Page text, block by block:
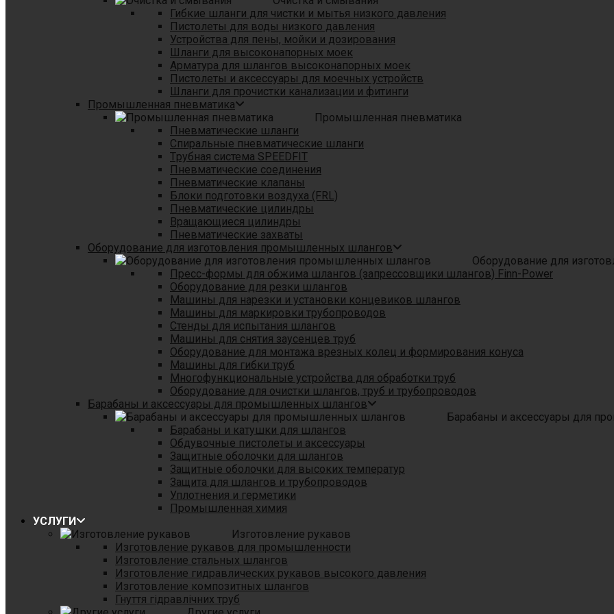
Гибкие шланги для чистки и мытья низкого давления
Пистолеты для воды низкого давления
Устройства для пены, мойки и дозирования
Шланги для высоконапорных моек
Арматура для шлангов высоконапорных моек
Пистолеты и аксессуары для моечных устройств
Шланги для прочистки канализации и фитинги
Промышленная пневматика
Промышленная пневматика
Пневматические шланги
Спиральные пневматические шланги
Tрубная система SPEEDFIT
Пневматические соединения
Пневматические клапаны
Блоки подготовки воздуха (FRL)
Пневматические цилиндры
Вращающиеся цилиндры
Пневматические захваты
Оборудование для изготовления промышленных шлангов
Оборудование для
Пресс-формы для обжима шлангов (запрессовщики шлангов) Finn-Power
Оборудование для резки шлангов
Машины для нарезки и установки концевиков шлангов
Машины для маркировки трубопроводов
Стенды для испытания шлангов
Машины для снятия заусенцев труб
Оборудование для монтажа врезных колец и формирования конуса
Машины для гибки труб
Многофункциональные устройства для обработки труб
Оборудование для очистки шлангов, труб и трубопроводов
Барабаны и аксессуары для промышленных шлангов
Барабаны и аксессуары для
Барабаны и катушки для шлангов
Обдувочные пистолеты и аксессуары
Защитные оболочки для шлангов
Защитные оболочки для высоких температур
Защита для шлангов и трубопроводов
Уплотнения и герметики
Промышленная химия
УСЛУГИ
Изготовление рукавов
Изготовление рукавов для промышленности
Изготовление стальных шлангов
Изготовление гидравлических рукавов высокого давления
Изготовление композитных шлангов
Гнуття гідравлічних труб